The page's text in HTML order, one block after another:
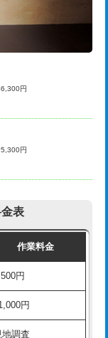
円
円
円
円
円
円
円+材料費
円
円
表
作業料金
円
円
地調査